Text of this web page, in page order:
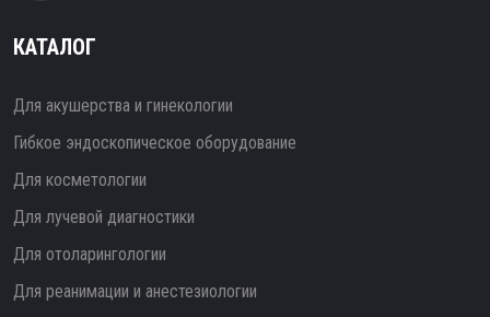
КАТАЛОГ
Для акушерства и гинекологии
Гибкое эндоскопическое оборудование
Для косметологии
Для лучевой диагностики
Для отоларингологии
Для реанимации и анестезиологии